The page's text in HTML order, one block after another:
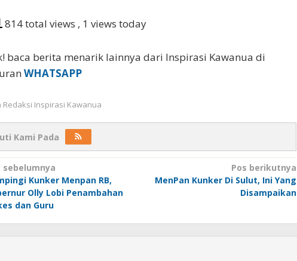
814 total views , 1 views today
baca berita menarik lainnya dari Inspirasi Kawanua di
WHATSAPP
Redaksi Inspirasi Kawanua
Kami Pada
sebelumnya
Kunker Menpan RB,
Olly Lobi Penambahan
dan Guru
Pos berikutnya
MenPan Kunker Di Sulut, Ini Yang
Disampaikan